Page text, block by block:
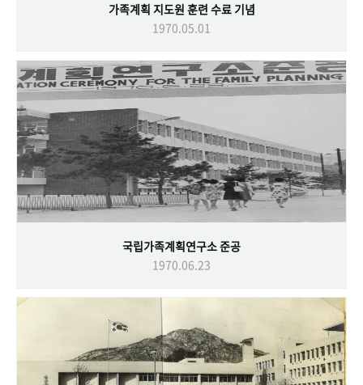
가족계획 지도원 훈련 수료 기념
1970.05.01
국립가족계획연구소 준공
1970.06.23